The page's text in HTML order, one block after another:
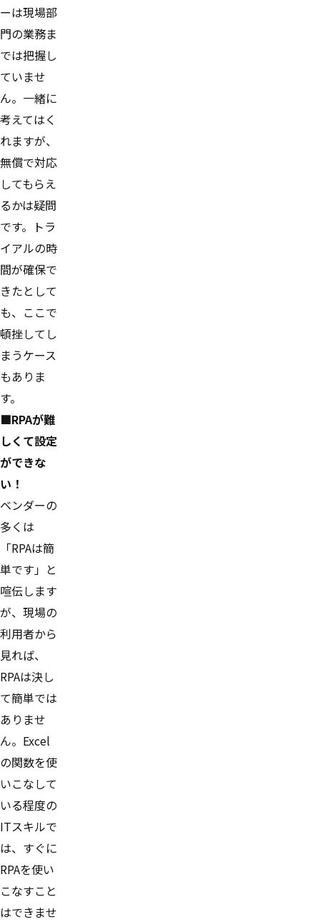
ーは現場部
門の業務ま
では把握し
ていませ
ん。一緒に
考えてはく
れますが、
無償で対応
してもらえ
るかは疑問
です。トラ
イアルの時
間が確保で
きたとして
も、ここで
頓挫してし
まうケース
もありま
す。
■RPAが難
しくて設定
ができな
い！
ベンダーの
多くは
「RPAは簡
単です」と
喧伝します
が、現場の
利用者から
見れば、
RPAは決し
て簡単では
ありませ
ん。Excel
の関数を使
いこなして
いる程度の
ITスキルで
は、すぐに
RPAを使い
こなすこと
はできませ